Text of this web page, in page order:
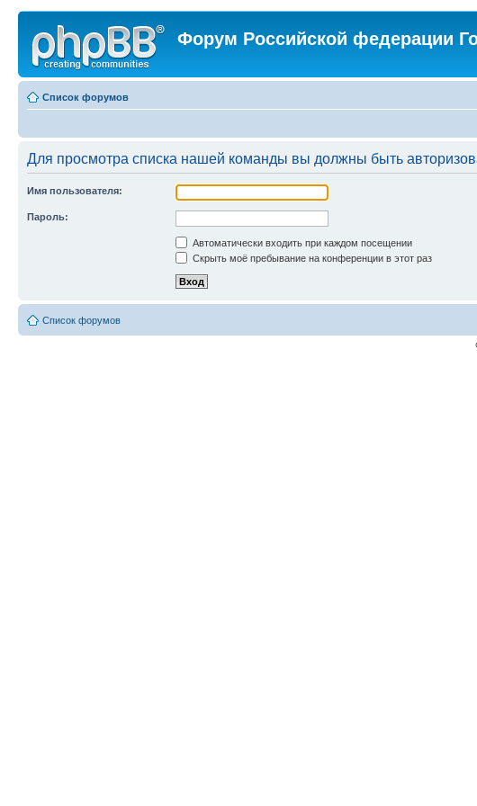
Форум Российской федерации
Список форумов
Для просмотра списка нашей команды вы должны быть
Имя пользователя:
Пароль:
Автоматически входить при каждом посещении
Скрыть моё пребывание на конференции в этот раз
Список форумов